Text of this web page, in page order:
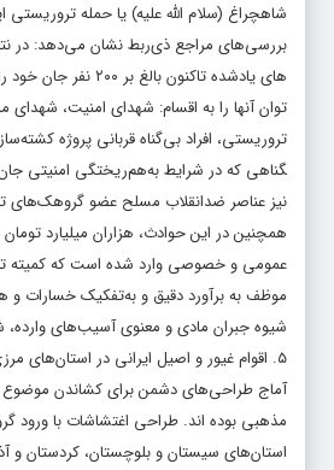
شاهچراغ (سلام الله علیه) یا حمله تروریستی
بررسی‌های مراجع ذی‌ربط نشان می‌دهد: در
های یادشده تاکنون بالغ
توان آنها را به اقسام: شهدای امنیت، شهدای
گناهی که در شرایط به‌هم‌ریختگی امنیتی جان
نیز عناصر ضدانقلاب مسلح عضو گروهک‌­های
همچنین در این حوادث، هزاران میلیارد
عمومی و خصوصی وارد شده است که کمیته
موظف به برآورد دقیق و به‌تفکیک خسارات و
شیوه جبران مادی و معنوی آسیب‌های
۵. اقوام غیور و اصیل ایرانی در استان‌­های
آماج طراحی‌های دشمن برای کشاندن موضوع
مذهبی بوده اند. طراحی اغتشاشات با ورود
استان­‌های سیستان و بلوچستان، کردستان و